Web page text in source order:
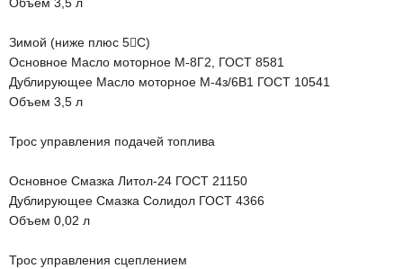
Зимой (ниже плюс 5С)
Основное Масло моторное М-8Г2, ГОСТ 8581
Дублирующее Масло моторное М-4з/6В1 ГОСТ 10541
Объем 3,5 л
Трос управления подачей топлива
Основное Смазка Литол-24 ГОСТ 21150
Дублирующее Смазка Солидол ГОСТ 4366
Объем 0,02 л
Трос управления сцеплением